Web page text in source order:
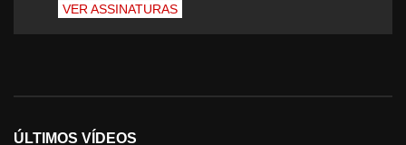
VER ASSINATURAS
ÚLTIMOS VÍDEOS